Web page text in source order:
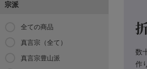
数
作
宗派
全ての商品
真言宗（全て）
真言宗豊山派